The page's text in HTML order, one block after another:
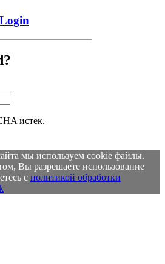
Login
истек.
мы используем cookie файлы.
Вы разрешаете использование
с политикой обработки